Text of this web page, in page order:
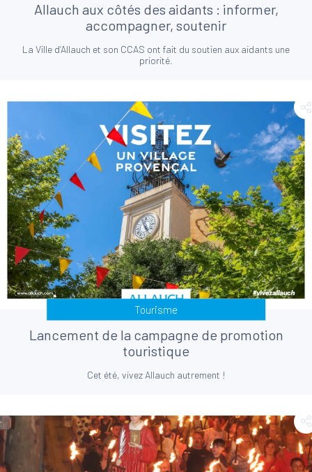
Allauch aux côtés des aidants : informer,
accompagner, soutenir
La Ville d’Allauch et son CCAS ont fait du soutien aux aidants une
priorité.
Tourisme
Lancement de la campagne de promotion
touristique
Cet été, vivez Allauch autrement !